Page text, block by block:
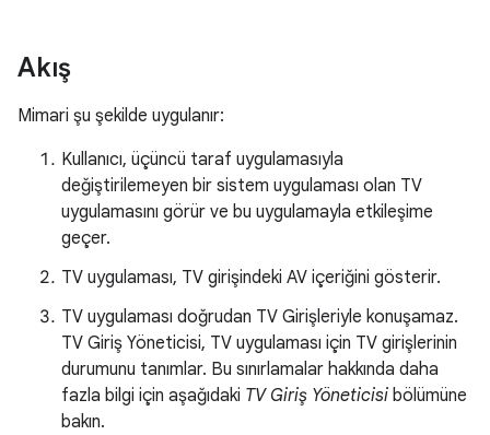
Akış
Mimari şu şekilde uygulanır:
Kullanıcı, üçüncü taraf uygulamasıyla
değiştirilemeyen bir sistem uygulaması olan TV
uygulamasını görür ve bu uygulamayla etkileşime
geçer.
TV uygulaması, TV girişindeki AV içeriğini gösterir.
TV uygulaması doğrudan TV Girişleriyle konuşamaz.
TV Giriş Yöneticisi, TV uygulaması için TV girişlerinin
durumunu tanımlar. Bu sınırlamalar hakkında daha
fazla bilgi için aşağıdaki TV Giriş Yöneticisi bölümüne
bakın.